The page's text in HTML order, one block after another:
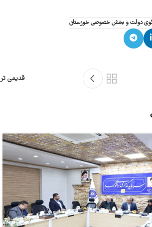
دولت و بخش خصوصی خوزستان
قدیمی تر